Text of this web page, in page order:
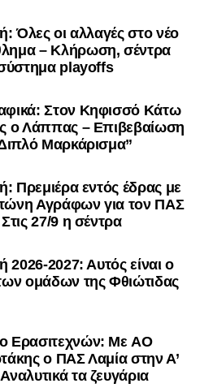
Όλες οι αλλαγές στο νέο
– Κλήρωση, σέντρα
σύστημα playoffs
Στον Κηφισσό Κάτω
ο Λάππας – Επιβεβαίωση
Μαρκάρισμα”
Πρεμιέρα εντός έδρας με
Αγράφων για τον ΠΑΣ
27/9 η σέντρα
2026-2027: Αυτός είναι ο
ομάδων της Φθιώτιδας
Ερασιτεχνών: Με AO
ο ΠΑΣ Λαμία στην Α’
τα ζευγάρια